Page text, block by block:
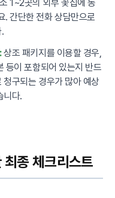
1~2곳의 외부 꽃집에 동
. 간단한 전화 상담만으로
상조 패키지를 이용할 경우,
등이 포함되어 있는지 반드
구되는 경우가 많아 예상
니다.
종 체크리스트